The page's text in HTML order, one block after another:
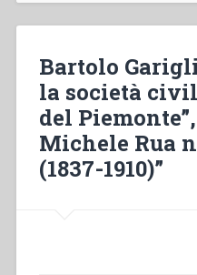
beato
don
Bosco
(1876-
1877)”
Bartolo
la società
del
Michele Rua
(1837-1910)”